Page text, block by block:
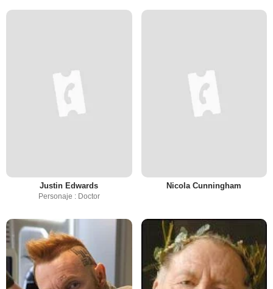
Justin Edwards
Personaje : Doctor
Nicola Cunningham